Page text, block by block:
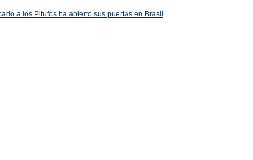
a los Pitufos ha abierto sus puertas en Brasil